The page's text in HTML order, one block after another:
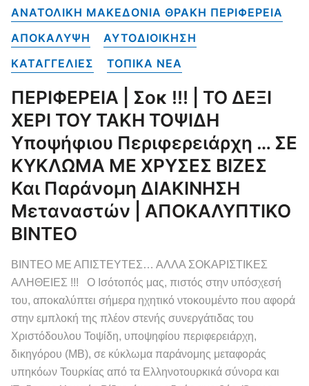
ΑΝΑΤΟΛΙΚΗ ΜΑΚΕΔΟΝΙΑ ΘΡΑΚΗ ΠΕΡΙΦΕΡΕΙΑ
ΑΠΟΚΑΛΥΨΗ
ΑΥΤΟΔΙΟΙΚΗΣΗ
ΚΑΤΑΓΓΕΛΙΕΣ
ΤΟΠΙΚΑ NEA
ΠΕΡΙΦΕΡΕΙΑ | Σοκ !!! | ΤΟ ΔΕΞΙ
ΧΕΡΙ ΤΟΥ ΤΑΚΗ ΤΟΨΙΔΗ
Υποψήφιου Περιφερειάρχη … ΣΕ
ΚΥΚΛΩΜΑ ΜΕ ΧΡΥΣΕΣ ΒΙΖΕΣ
Και Παράνομη ΔΙΑΚΙΝΗΣΗ
Μεταναστών | ΑΠΟΚΑΛΥΠΤΙΚΟ
ΒΙΝΤΕΟ
ΒΙΝΤΕΟ ΜΕ ΑΠΙΣΤΕΥΤΕΣ… ΑΛΛΑ ΣΟΚΑΡΙΣΤΙΚΕΣ
ΑΛΗΘΕΙΕΣ !!! Ο Ισότοπός μας, πιστός στην υπόσχεσή
του, αποκαλύπτει σήμερα ηχητικό ντοκουμέντο που αφορά
στην εμπλοκή της πλέον στενής συνεργάτιδας του
Χριστόδουλου Τοψίδη, υποψηφίου περιφερειάρχη,
δικηγόρου (ΜΒ), σε κύκλωμα παράνομης μεταφοράς
υπηκόων Τουρκίας από τα Ελληνοτουρκικά σύνορα και